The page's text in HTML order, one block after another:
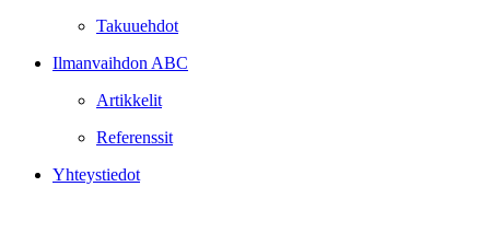
Takuuehdot
Ilmanvaihdon ABC
Artikkelit
Referenssit
Yhteystiedot